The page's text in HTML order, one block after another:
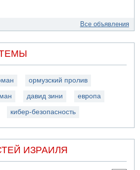
Все объявления
ормузский пролив
давид зини европа
кибер-безопасность
ИЗРАИЛЯ